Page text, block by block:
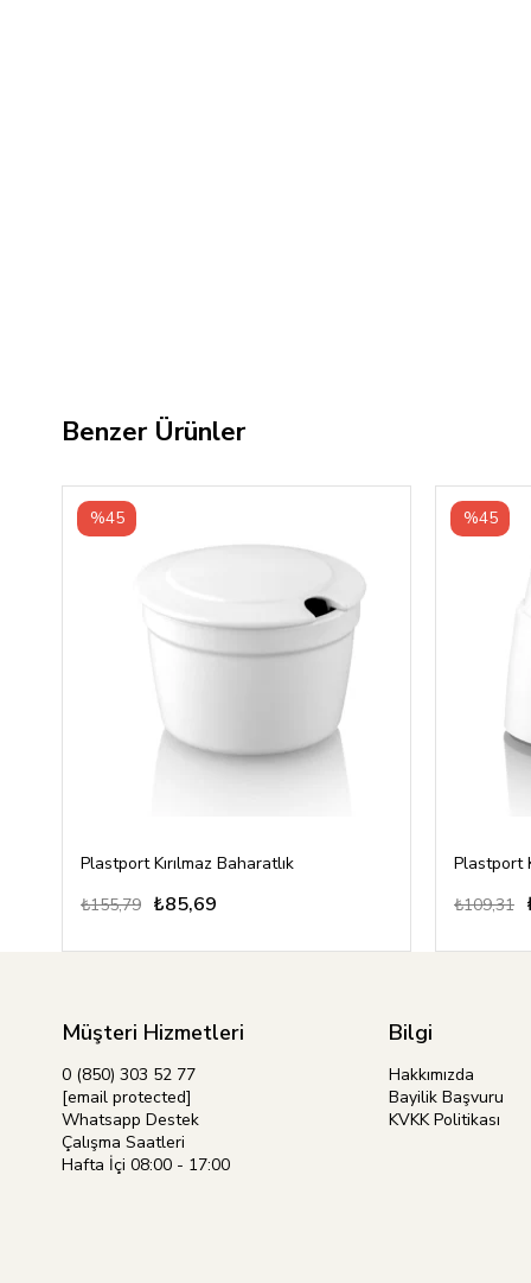
Benzer Ürünler
Plastport Kırılmaz Baharatlık
₺85,69
₺155,79
%45
Plastport
₺109,31
%45
Müşteri Hizmetleri
0 (850) 303 52 77
[email protected]
Whatsapp Destek
Çalışma Saatleri
Hafta İçi 08:00 - 17:00
Bilgi
Hakkımızda
Bayilik Başvuru
KVKK Politikası